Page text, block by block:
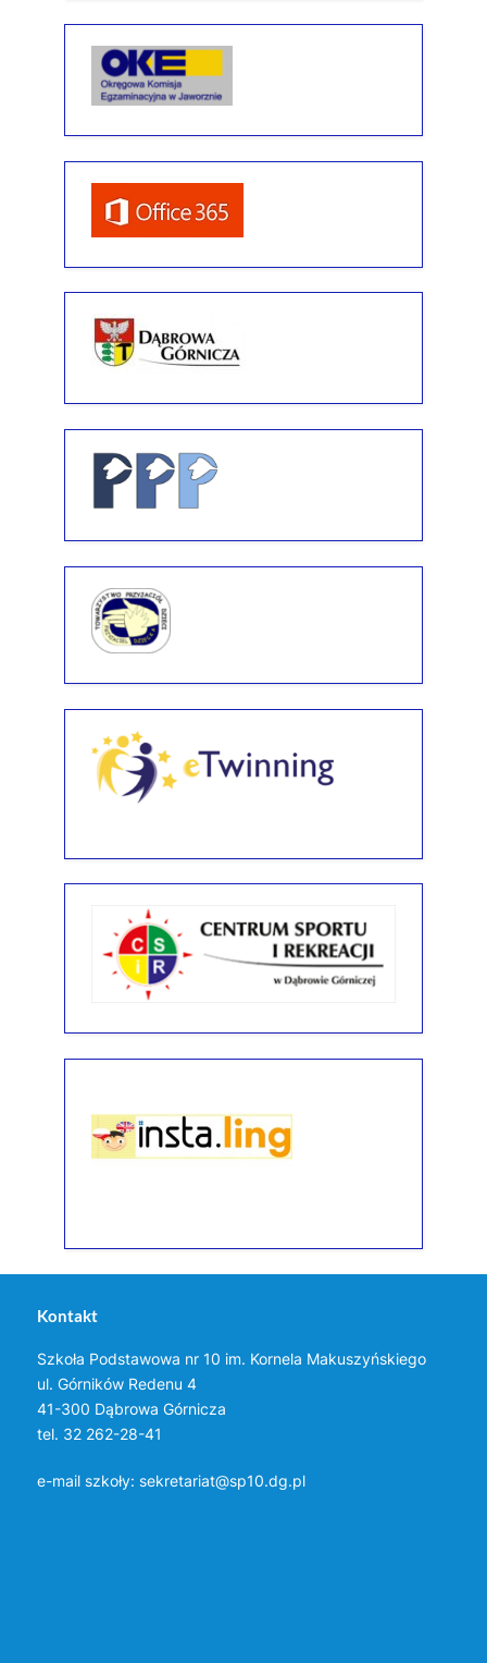
Kontakt
Szkoła Podstawowa nr 10 im. Kornela Makuszyńskiego
ul. Górników Redenu 4
41-300 Dąbrowa Górnicza
tel. 32 262-28-41
e-mail szkoły: sekretariat@sp10.dg.pl